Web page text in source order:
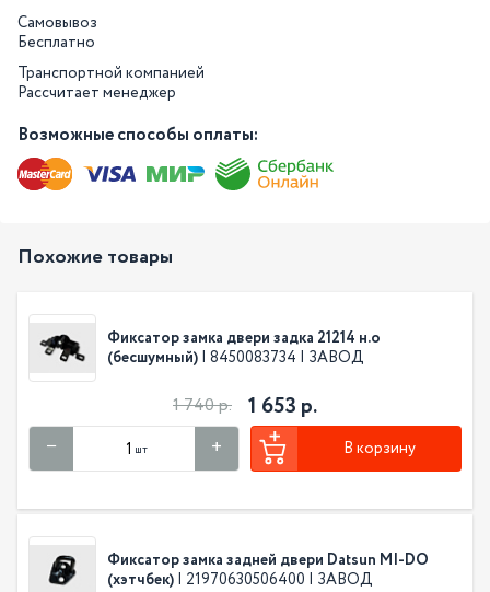
Самовывоз
Бесплатно
Транспортной компанией
Рассчитает менеджер
Возможные способы оплаты:
Похожие товары
Фиксатор замка двери задка 21214 н.о
(бесшумный) | 8450083734 | ЗАВОД
1 740 р. 1 653 р.
шт В корзину
Фиксатор замка задней двери Datsun MI-DO
(хэтчбек) | 21970630506400 | ЗАВОД